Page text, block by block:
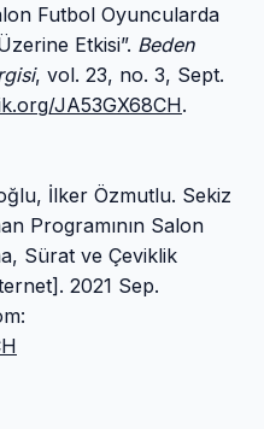
Futbol Oyuncularda
Etkisi”. Beden
, vol. 23, no. 3, Sept.
JA53GX68CH.
İlker Özmutlu. Sekiz
Programının Salon
Sürat ve Çeviklik
2021 Sep.